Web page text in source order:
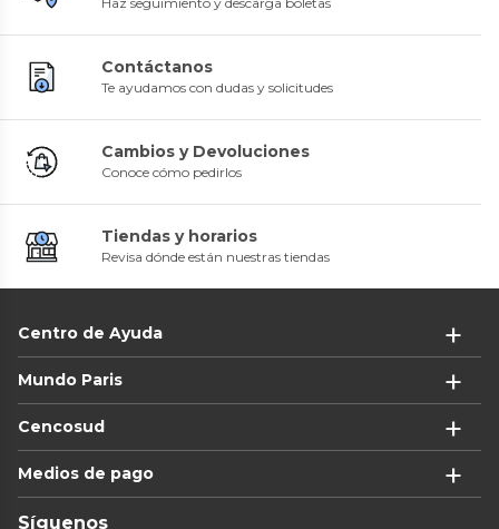
Contáctanos
Te ayudamos con dudas y solicitudes
Cambios y Devoluciones
Conoce cómo pedirlos
Tiendas y horarios
Revisa dónde están nuestras tiendas
Centro de Ayuda
Mundo Paris
Cencosud
Medios de pago
Síguenos